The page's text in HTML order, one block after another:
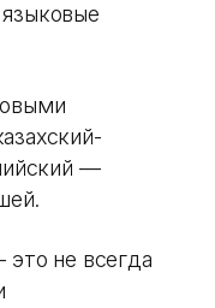
—
не всегда